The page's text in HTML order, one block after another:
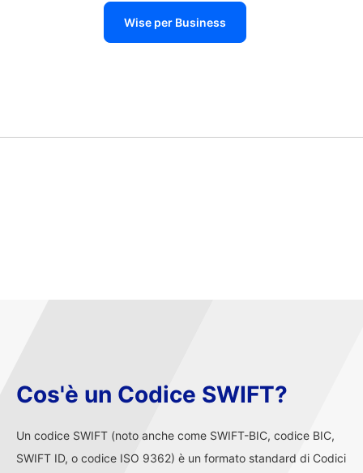
Wise per Business
Cos'è un Codice SWIFT?
Un codice SWIFT (noto anche come SWIFT-BIC, codice BIC,
SWIFT ID, o codice ISO 9362) è un formato standard di Codici